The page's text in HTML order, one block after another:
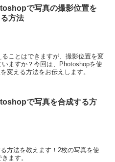
で写真の撮影位置を
方法
ことはできますが、撮影位置を変
ますか？今回は、Photoshopを使
変える方法をお伝えします。
で写真を合成する方
方法を教えます！2枚の写真を使
ます。